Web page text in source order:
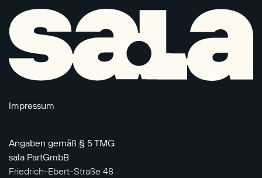
Impressum
Angaben gemäß § 5 TMG
sala PartGmbB
Friedrich-Ebert-Straße 48